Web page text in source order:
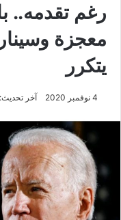
رغم تقدمه..
معجزة
يتكرر
4 نوفمبر 2020 آخر تحديث: 4 نوفمبر 2020